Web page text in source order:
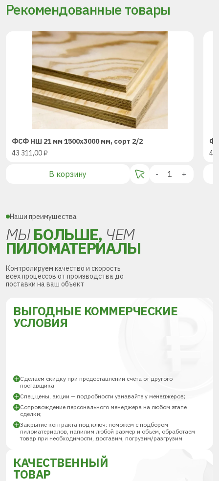
Рекомендованные товары
ФСФ НШ 21 мм 1500х3000 мм, сорт 2/2
43 311,00₽
В корзину - +
43
Наши преимущества
МЫБОЛЬШЕ, ЧЕМ
ПИЛОМАТЕРИАЛЫ
Контролируем качество и скорость
всех процессов от производства до
поставки на ваш объект
ВЫГОДНЫЕ КОММЕРЧЕСКИЕ
УСЛОВИЯ
Сделаем скидку при предоставлении счёта от другого
поставщика
Спец.цены, акции — подробности узнавайте у менеджеров;
Сопровождение персонального менеджера на любом этапе
сделки;
Закрытие контракта под ключ: поможем с подбором
пиломатериалов, напилим любой размер и объём, обработаем
товар при необходимости, доставим, погрузим/разгрузим
КАЧЕСТВЕННЫЙ
ТОВАР